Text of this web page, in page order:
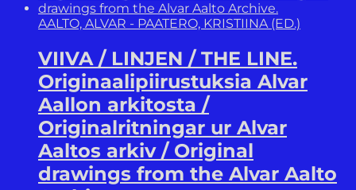
AALTO, ALVAR - PAATERO, KRISTIINA (ED.)
VIIVA / LINJEN / THE LINE.
Originaalipiirustuksia Alvar
Aallon arkitosta /
Originalritningar ur Alvar
Aaltos arkiv / Original
drawings from the Alvar Aalto